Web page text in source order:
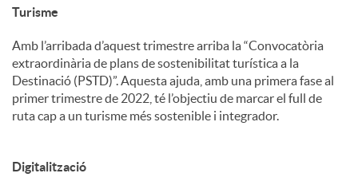
Turisme
Amb l’arribada d’aquest trimestre arriba la “Convocatòria
extraordinària de plans de sostenibilitat turística a la
Destinació (PSTD)”. Aquesta ajuda, amb una primera fase al
primer trimestre de 2022, té l’objectiu de marcar el full de
ruta cap a un turisme més sostenible i integrador.
Digitalització